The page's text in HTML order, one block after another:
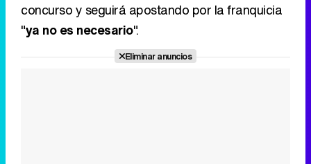
concurso y seguirá apostando por la franquicia
"ya no es necesario".
Eliminar anuncios